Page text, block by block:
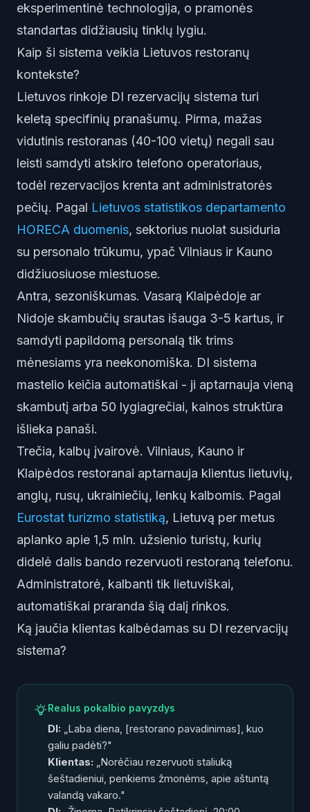
eksperimentinė technologija, o pramonės
standartas didžiausių tinklų lygiu.
Kaip ši sistema veikia Lietuvos restoranų
kontekste?
Lietuvos rinkoje DI rezervacijų sistema turi
keletą specifinių pranašumų. Pirma, mažas
vidutinis restoranas (40-100 vietų) negali sau
leisti samdyti atskiro telefono operatoriaus,
todėl rezervacijos krenta ant administratorės
pečių. Pagal Lietuvos statistikos departamento
HORECA duomenis, sektorius nuolat susiduria
su personalo trūkumu, ypač Vilniaus ir Kauno
didžiuosiuose miestuose.
Antra, sezoniškumas. Vasarą Klaipėdoje ar
Nidoje skambučių srautas išauga 3-5 kartus, ir
samdyti papildomą personalą tik trims
mėnesiams yra neekonomiška. DI sistema
mastelio keičia automatiškai - ji aptarnauja vieną
skambutį arba 50 lygiagrečiai, kainos struktūra
išlieka panaši.
Trečia, kalbų įvairovė. Vilniaus, Kauno ir
Klaipėdos restoranai aptarnauja klientus lietuvių,
anglų, rusų, ukrainiečių, lenkų kalbomis. Pagal
Eurostat turizmo statistiką, Lietuvą per metus
aplanko apie 1,5 mln. užsienio turistų, kurių
didelė dalis bando rezervuoti restoraną telefonu.
Administratorė, kalbanti tik lietuviškai,
automatiškai praranda šią dalį rinkos.
Ką jaučia klientas kalbėdamas su DI rezervacijų
sistema?
Realus pokalbio pavyzdys
DI: „Laba diena, [restorano pavadinimas], kuo
galiu padėti?"
Klientas: „Norėčiau rezervuoti staliuką
šeštadieniui, penkiems žmonėms, apie aštuntą
valandą vakaro."